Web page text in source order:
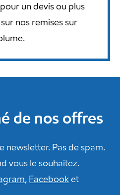
un devis ou plus
nos remises sur
de nos offres
newsletter. Pas de spam.
vous le souhaitez.
, Facebooket